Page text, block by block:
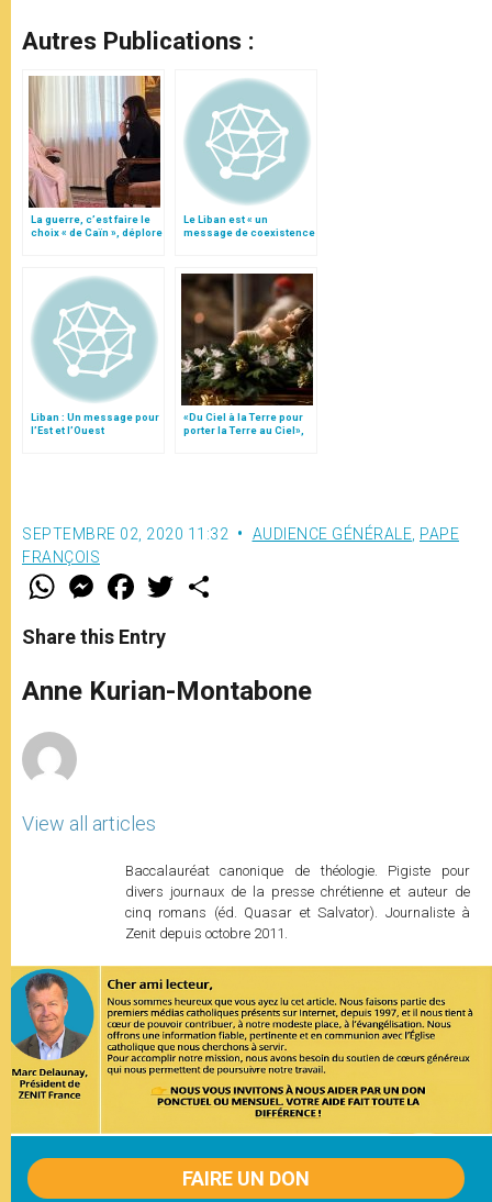
Autres Publications :
La guerre, c’est faire le
choix « de Caïn », déplore
Le Liban est « un
message de coexistence
Liban : Un message pour
l’Est et l’Ouest
«Du Ciel à la Terre pour
porter la Terre au Ciel»,
SEPTEMBRE 02, 2020 11:32 AUDIENCE GÉNÉRALE PAPE
FRANÇOIS
W
t
s
p
p
M
e
s
e
g
e
F
a
e
b
o
k
w
r
Share this Entry
Anne Kurian-Montabone
View all articles
Baccalauréat canonique de théologie. Pigiste pour
divers journaux de la presse chrétienne et auteur de
cinq romans (éd. Quasar et Salvator). Journaliste à
Zenit depuis octobre 2011.
FAIRE UN DON